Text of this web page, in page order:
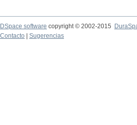
DSpace software copyright © 2002-2015
Contacto
Sugerencias